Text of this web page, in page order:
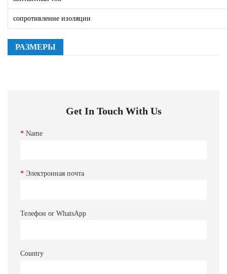
сопротивление изоляции
РАЗМЕРЫ
Get In Touch With Us
* Name
* Электронная почта
Телефон or WhatsApp
Country